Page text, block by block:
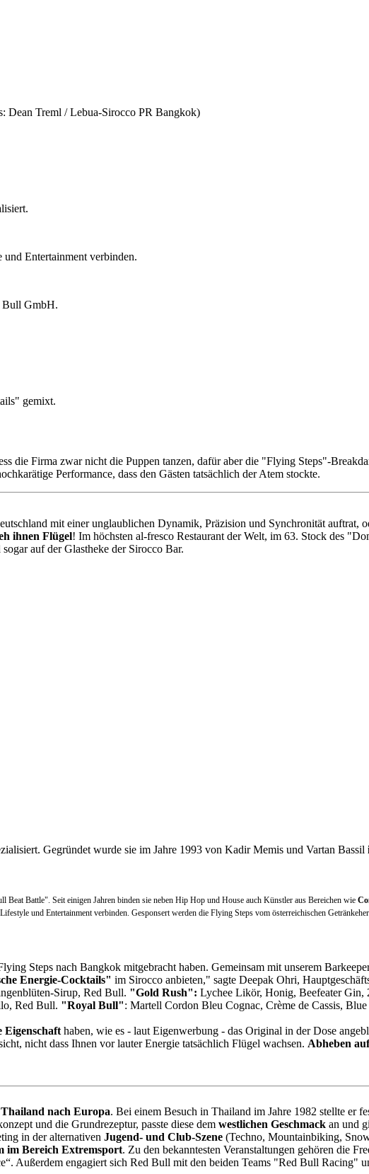
Dean Treml / Lebua-Sirocco PR Bangkok)
Entertainment verbinden.
Bull GmbH.
gemixt.
die Firma zwar nicht die Puppen tanzen, dafür aber die "Flying Steps"-
Performance, dass den Gästen tatsächlich der Atem stockte.
mit einer unglaublichen Dynamik, Präzision und Synchronität auftrat,
ihnen Flügel! Im höchsten al-fresco Restaurant der Welt, im 63. Stock des
auf der Glastheke der Sirocco Bar.
Gegründet wurde sie im Jahre 1993 von Kadir Memis und Vartan Bassil
Battle". Seit einigen Jahren binden sie neben Hip Hop und House auch Künstler aus Bereichen wie
und Entertainment verbinden. Gesponsert werden die Flying Steps vom österreichischen
Steps nach Bangkok mitgebracht haben. Gemeinsam mit unserem
Energie-Cocktails" im Sirocco anbieten," sagte Deepak Ohri,
Sirup, Red Bull. "Gold Rush": Lychee Likör, Honig, Beefeater
Red Bull. "Royal Bull": Martell Cordon Bleu Cognac, Crème de Cassis,
Eigenschaft haben, wie es - laut Eigenwerbung - das Original in der Dose
nicht dass Ihnen vor lauter Energie tatsächlich Flügel wachsen. Abheben
Thailand nach Europa. Bei einem Besuch in Thailand im Jahre 1982 stellte er
und die Grundrezeptur, passte diese dem westlichen Geschmack an und
in der alternativen Jugend- und Club-Szene (Techno, Mountainbiking,
im Bereich Extremsport. Zu den bekanntesten Veranstaltungen gehören die
Außerdem engagiert sich Red Bull mit den beiden Teams "Red Bull Racing"